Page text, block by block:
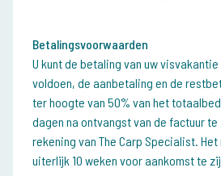
Betalingsvoorwaarden
U kunt de betaling van uw
voldoen, de aanbetaling en de
ter hoogte van 50% van het
dagen na ontvangst van de factuur
rekening van The Carp Specialist.
uiterlijk 10 weken voor aankomst te